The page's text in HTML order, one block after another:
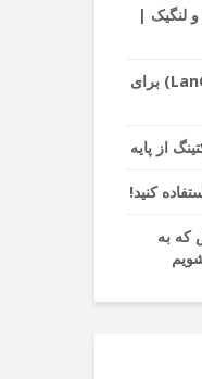
و لنگیک |
معرفی وبسایت لنگیک (LanGeek) برای
کنید!
که به